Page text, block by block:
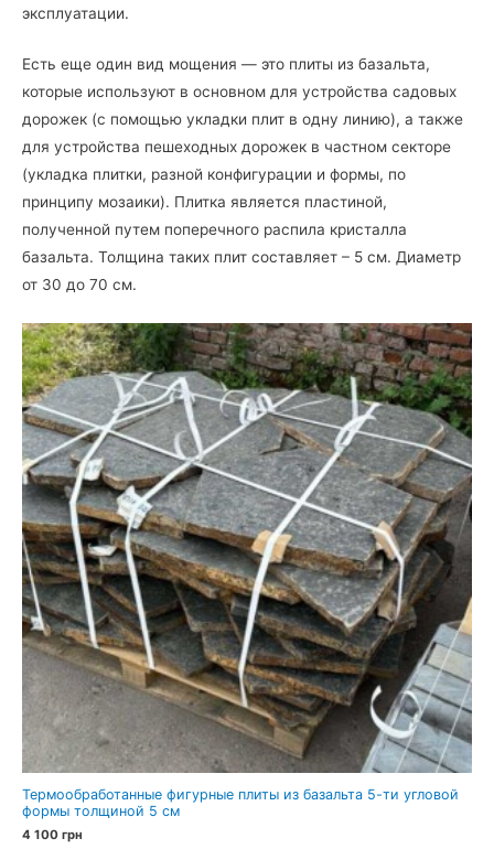
эксплуатации.
Есть еще один вид мощения — это плиты из базальта,
которые используют в основном для устройства садовых
дорожек (с помощью укладки плит в одну линию), а также
для устройства пешеходных дорожек в частном секторе
(укладка плитки, разной конфигурации и формы, по
принципу мозаики). Плитка является пластиной,
полученной путем поперечного распила кристалла
базальта. Толщина таких плит составляет – 5 см. Диаметр
от 30 до 70 см.
Термообработанные фигурные плиты из базальта 5-ти угловой
формы толщиной 5 см
4 100 грн